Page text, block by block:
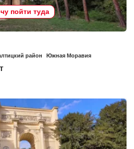
пойти туда
район Южная Моравия